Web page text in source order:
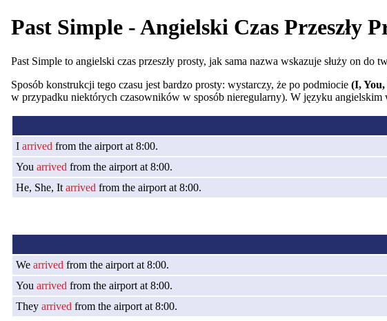
Past Simple - Angielski Czas Przeszły
Past Simple to angielski czas przeszły prosty, jak sama nazwa wskazuje służy on do
Sposób konstrukcji tego czasu jest bardzo prosty: wystarczy, że po podmiocie (I, You,
w przypadku niektórych czasowników w sposób nieregularny). W języku
I arrived from the airport at 8:00.
You arrived from the airport at 8:00.
He, She, It arrived from the airport at 8:00.
We arrived from the airport at 8:00.
You arrived from the airport at 8:00.
They arrived from the airport at 8:00.